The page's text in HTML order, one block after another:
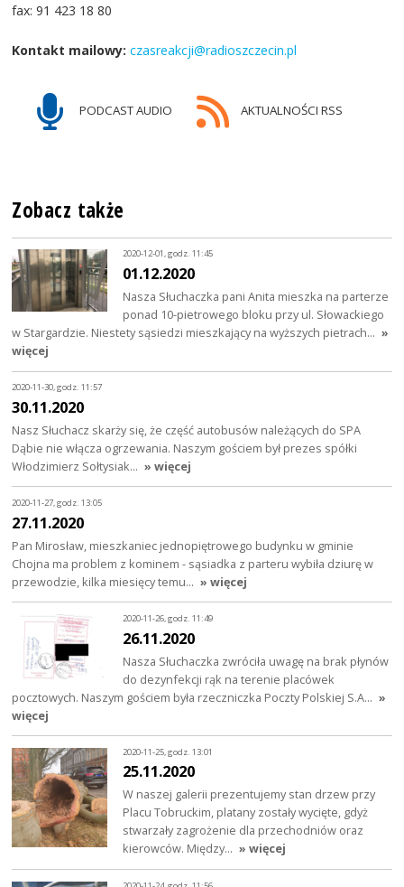
fax: 91 423 18 80
Kontakt mailowy: czasreakcji@radioszczecin.pl
PODCAST AUDIO AKTUALNOŚCI RSS
Zobacz także
2020-12-01, godz. 11:45
01.12.2020
Nasza Słuchaczka pani Anita mieszka na parterze
ponad 10-pietrowego bloku przy ul. Słowackiego
w Stargardzie. Niestety sąsiedzi mieszkający na wyższych pietrach… »
więcej
2020-11-30, godz. 11:57
30.11.2020
Nasz Słuchacz skarży się, że część autobusów należących do SPA
Dąbie nie włącza ogrzewania. Naszym gościem był prezes spółki
Włodzimierz Sołtysiak… » więcej
2020-11-27, godz. 13:05
27.11.2020
Pan Mirosław, mieszkaniec jednopiętrowego budynku w gminie
Chojna ma problem z kominem - sąsiadka z parteru wybiła dziurę w
przewodzie, kilka miesięcy temu… » więcej
2020-11-26, godz. 11:49
26.11.2020
Nasza Słuchaczka zwróciła uwagę na brak płynów
do dezynfekcji rąk na terenie placówek
pocztowych. Naszym gościem była rzeczniczka Poczty Polskiej S.A… »
więcej
2020-11-25, godz. 13:01
25.11.2020
W naszej galerii prezentujemy stan drzew przy
Placu Tobruckim, platany zostały wycięte, gdyż
stwarzały zagrożenie dla przechodniów oraz
kierowców. Między… » więcej